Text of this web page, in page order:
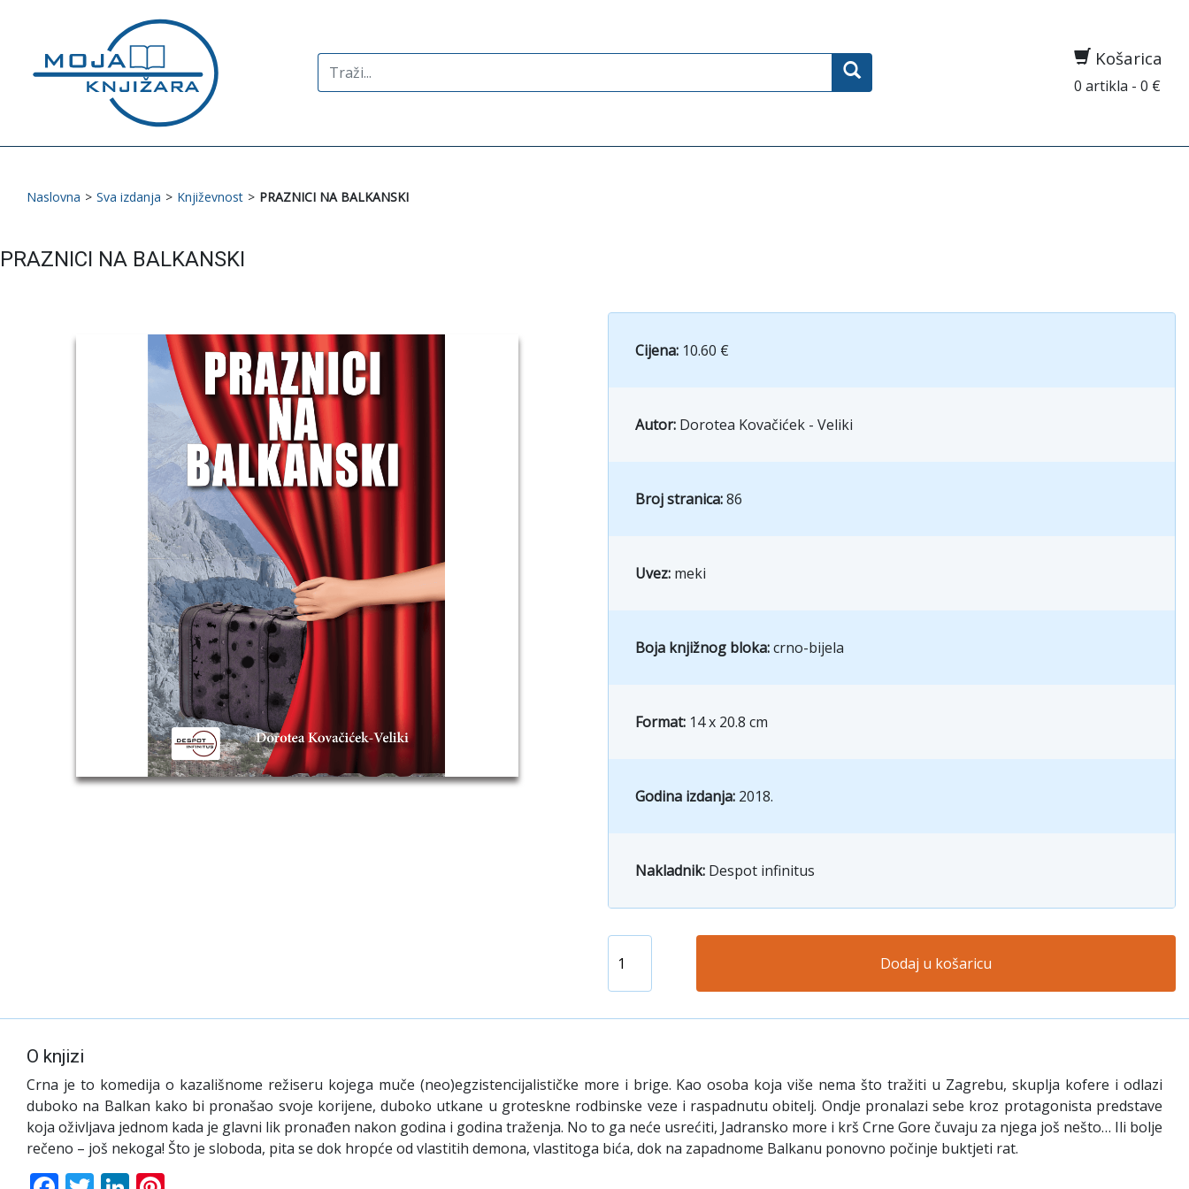
Search
for:
Košarica
0 artikla - 0 €
Naslovna > Sva izdanja > Književnost > PRAZNICI NA BALKANSKI
PRAZNICI NA BALKANSKI
Cijena: 10.60 €
Autor: Dorotea Kovačićek - Veliki
Broj stranica:86
Uvez: meki
Boja knjižnog bloka:crno-bijela
Format: 14 x 20.8 cm
Godina izdanja: 2018.
Nakladnik: Despot infinitus
Dodaj u košaricu
O knjizi
Crna je to komedija o kazališnome režiseru kojega muče (neo)egzistencijalističke more i brige. Kao osoba koja više nema što tražiti u Zagrebu, skuplja kofere i odlazi
duboko na Balkan kako bi pronašao svoje korijene, duboko utkane u groteskne rodbinske veze i raspadnutu obitelj. Ondje pronalazi sebe kroz protagonista predstave
koja oživljava jednom kada je glavni lik pronađen nakon godina i godina traženja. No to ga neće usrećiti, Jadransko more i krš Crne Gore čuvaju za njega još nešto… Ili bolje
rečeno – još nekoga! Što je sloboda, pita se dok hropće od vlastitih demona, vlastitoga bića, dok na zapadnome Balkanu ponovno počinje buktjeti rat.